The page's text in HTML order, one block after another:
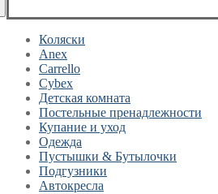
Коляски
Anex
Carrello
Cybex
Детская комната
Постельные пренадлежности
Купание и уход
Одежда
Пустышки & Бутылочки
Подгузники
Автокресла